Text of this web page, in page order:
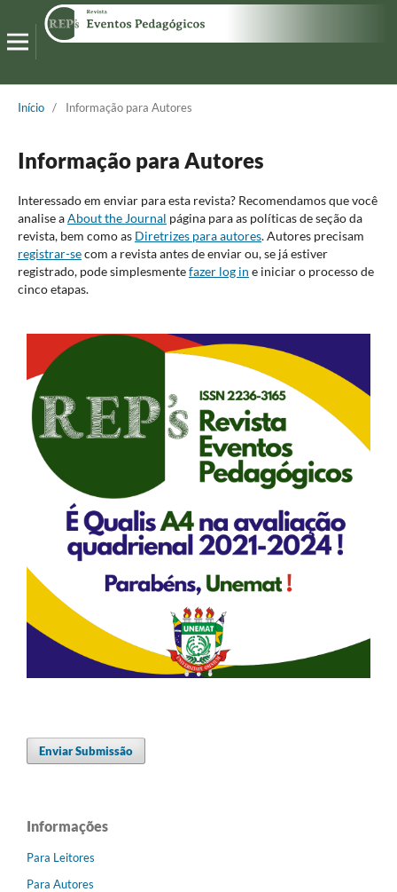
Início / Informação para Autores
Informação para Autores
Interessado em enviar para esta revista? Recomendamos que você
analise aAbout the Journal página para as políticas de seção da
revista, bem como as Diretrizes para autores. Autores precisam
registrar-secom a revista antes de enviar ou, se já estiver
registrado, pode simplesmentefazer log in e iniciar o processo de
cinco etapas.
Enviar Submissão
Informações
Para Leitores
Para Autores